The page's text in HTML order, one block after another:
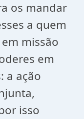
os mandar
a quem
missão
em
a ação
isso